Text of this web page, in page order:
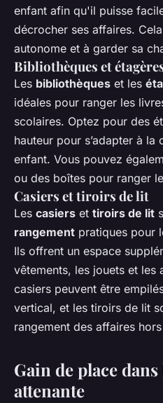
enfant afin qu'il puisse
décrocher ses affaires.
autonome et à garder sa
Bibliothèques et
Les bibliothèques et les
idéales pour ranger les
scolaires. Optez pour des
hauteur pour s’adapter à
enfant. Vous pouvez
ou des boîtes pour ranger
Casiers et tiroirs de lit
Les casiers et tiroirs de lit
rangement pratiques pour
Ils offrent un espace
vêtements, les jouets et les
casiers peuvent être
vertical, et les tiroirs de lit
rangement des affaires
Gain de place
attenante